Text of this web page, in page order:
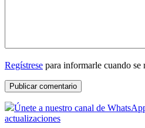
Regístrese para informarle cuando se
Únete a nuestro canal de
actualizaciones